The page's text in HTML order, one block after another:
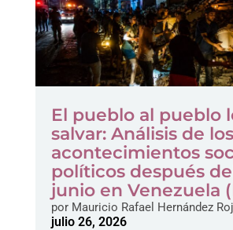
El pueblo al pueblo
salvar: Análisis de los
acontecimientos
políticos después
junio en Venezuela
porMauricio Rafael Hernández
julio 26, 2026